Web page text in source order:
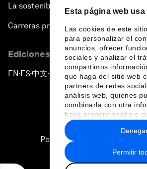
Esta página web
Las cookies de este
para personalizar el
anuncios, ofrecer
sociales y analizar el
compartimos
que haga del sitio web
partners de redes
análisis web, quienes
combinarla con otra
haya proporcionado o
recopilado a partir del
hecho de sus servicios.
Permitir
La sostenibilidad en el Foro
Carreras profesionales
Ediciones en otros idiomas
EN ▪ES▪中文▪ 日本語
Política de privacidad y
Sitemap